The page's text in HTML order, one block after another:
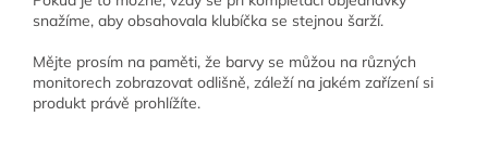
snažíme, aby obsahovala klubíčka se stejnou šarží.
Mějte prosím na paměti, že barvy se můžou na různých
monitorech zobrazovat odlišně, záleží na jakém zařízení si
produkt právě prohlížíte.